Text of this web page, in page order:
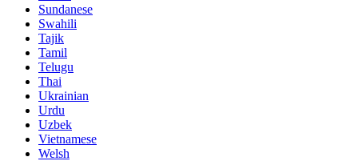
Sundanese
Swahili
Tajik
Tamil
Telugu
Thai
Ukrainian
Urdu
Uzbek
Vietnamese
Welsh